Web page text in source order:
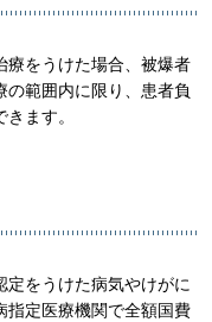
療をうけた場合、被爆者
範囲内に限り、患者負
ます。
定をうけた病気やけがに
指定医療機関で全額国費